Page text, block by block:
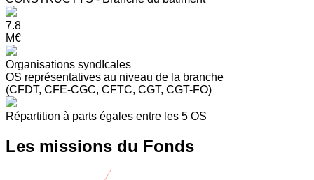
7.8
M€
Organisations syndIcales
OS représentatives au niveau de la branche
(CFDT, CFE-CGC, CFTC, CGT, CGT-FO)
Répartition à parts égales entre les 5 OS
Les missions du Fonds